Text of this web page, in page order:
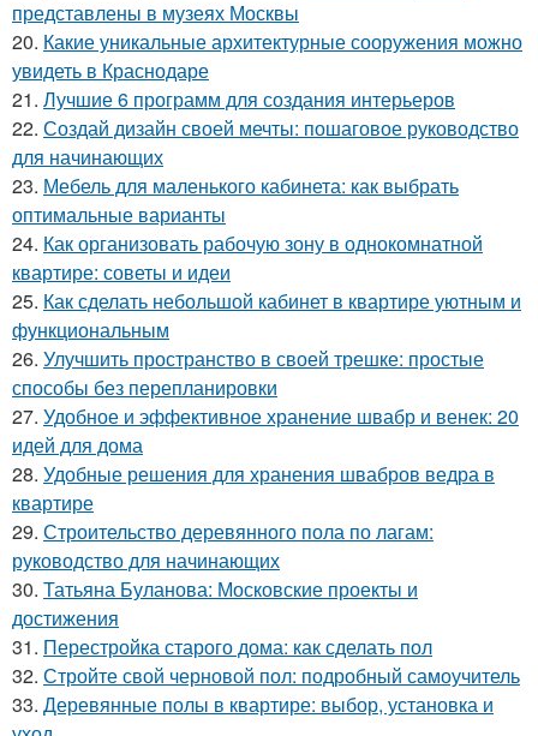
представлены в музеях Москвы
20. Какие уникальные архитектурные сооружения можно
увидеть в Краснодаре
21. Лучшие 6 программ для создания интерьеров
22. Создай дизайн своей мечты: пошаговое руководство
для начинающих
23. Мебель для маленького кабинета: как выбрать
оптимальные варианты
24. Как организовать рабочую зону в однокомнатной
квартире: советы и идеи
25. Как сделать небольшой кабинет в квартире уютным и
функциональным
26. Улучшить пространство в своей трешке: простые
способы без перепланировки
27. Удобное и эффективное хранение швабр и венек: 20
идей для дома
28. Удобные решения для хранения швабров ведра в
квартире
29. Строительство деревянного пола по лагам:
руководство для начинающих
30. Татьяна Буланова: Московские проекты и
достижения
31. Перестройка старого дома: как сделать пол
32. Стройте свой черновой пол: подробный самоучитель
33. Деревянные полы в квартире: выбор, установка и